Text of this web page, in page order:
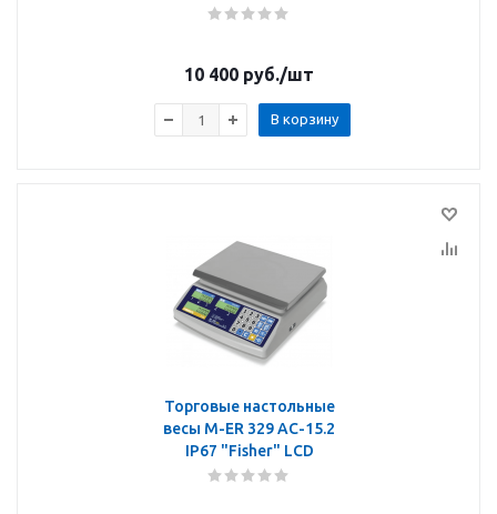
10 400 руб./шт
В корзину
Торговые настольные
весы M-ER 329 AC-15.2
IP67 "Fisher" LСD